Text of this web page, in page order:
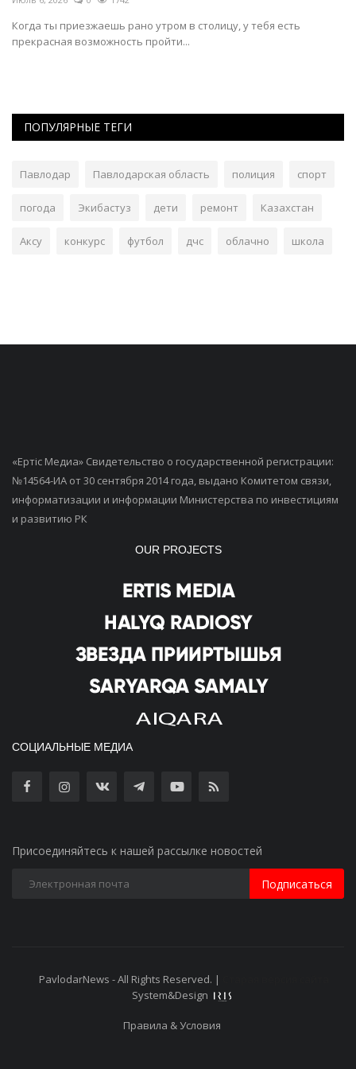
Когда ты приезжаешь рано утром в столицу, у тебя есть
прекрасная возможность пройти...
ПОПУЛЯРНЫЕ ТЕГИ
Павлодар Павлодарская область полиция спорт
погода Экибастуз дети ремонт Казахстан
Аксу конкурс футбол дчс облачно школа
«Ертiс Медиа» Свидетельство о государственной регистрации:
№14564-ИА от 30 сентября 2014 года, выдано Комитетом связи,
информатизации и информации Министерства по инвестициям
и развитию РК
OUR PROJECTS
СОЦИАЛЬНЫЕ МЕДИА
Присоединяйтесь к нашей рассылке новостей
Подписаться
PavlodarNews - All Rights Reserved. |
System&Design
Правила & Условия